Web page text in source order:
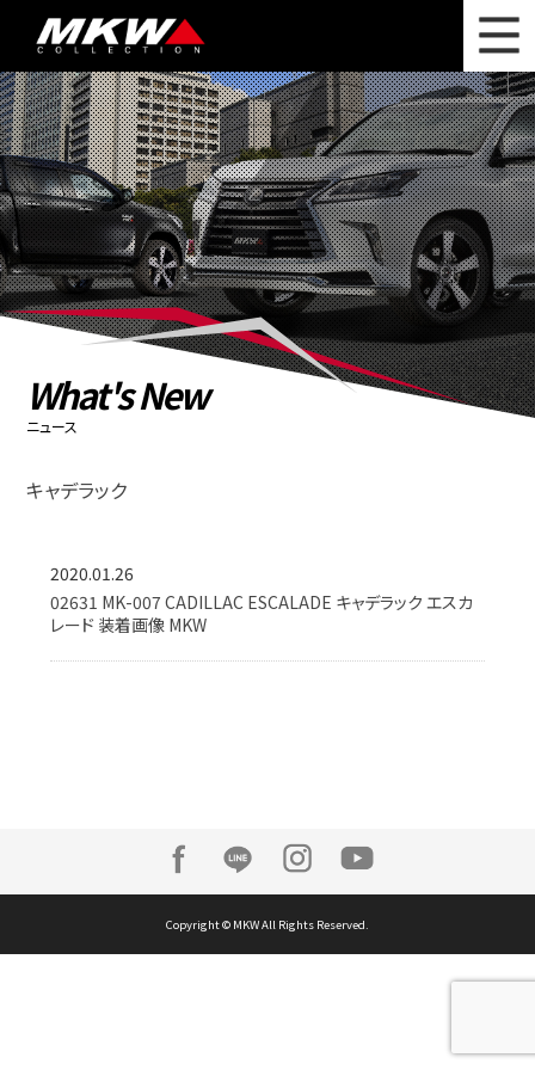
WHAT'S NEW ニュース
WHEEL LINEUP ホイールラインナップ
OTHER PRODUCT 関連製品
PHOTO GALLERY フォトギャラリー
カタログ請求
PRIVACY POLICY 個人情報保護方針
What's New
ニュース
キャデラック
2020.01.26
02631 MK-007 CADILLAC ESCALADE キャデラック エスカ
レード 装着画像 MKW
Copyright © MKW All Rights Reserved.